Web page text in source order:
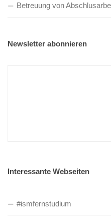
Betreuung von
Newsletter abonnieren
Interessante Webseiten
#ismfernstudium